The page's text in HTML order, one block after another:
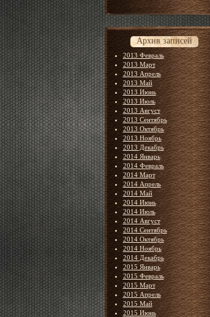
Архив записей
2013 Февраль
2013 Март
2013 Апрель
2013 Май
2013 Июнь
2013 Июль
2013 Август
2013 Сентябрь
2013 Октябрь
2013 Ноябрь
2013 Декабрь
2014 Январь
2014 Февраль
2014 Март
2014 Апрель
2014 Май
2014 Июнь
2014 Июль
2014 Август
2014 Сентябрь
2014 Октябрь
2014 Ноябрь
2014 Декабрь
2015 Январь
2015 Февраль
2015 Март
2015 Апрель
2015 Май
2015 Июнь